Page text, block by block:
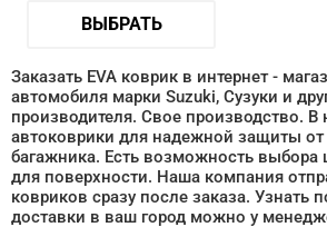
ВЫБРАТЬ
Заказать EVA коврик в интернет -
автомобиля марки Suzuki, Сузуки и
производителя. Свое производство. В
автоковрики для надежной защиты
багажника. Есть возможность выбора
для поверхности. Наша компания
ковриков сразу после заказа. Узнать
доставки в ваш город можно у